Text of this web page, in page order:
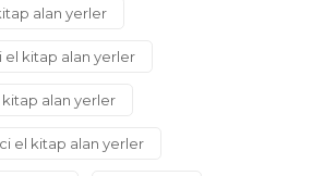
alan yerler
el kitap alan yerler
kitap alan yerler
el kitap alan yerler